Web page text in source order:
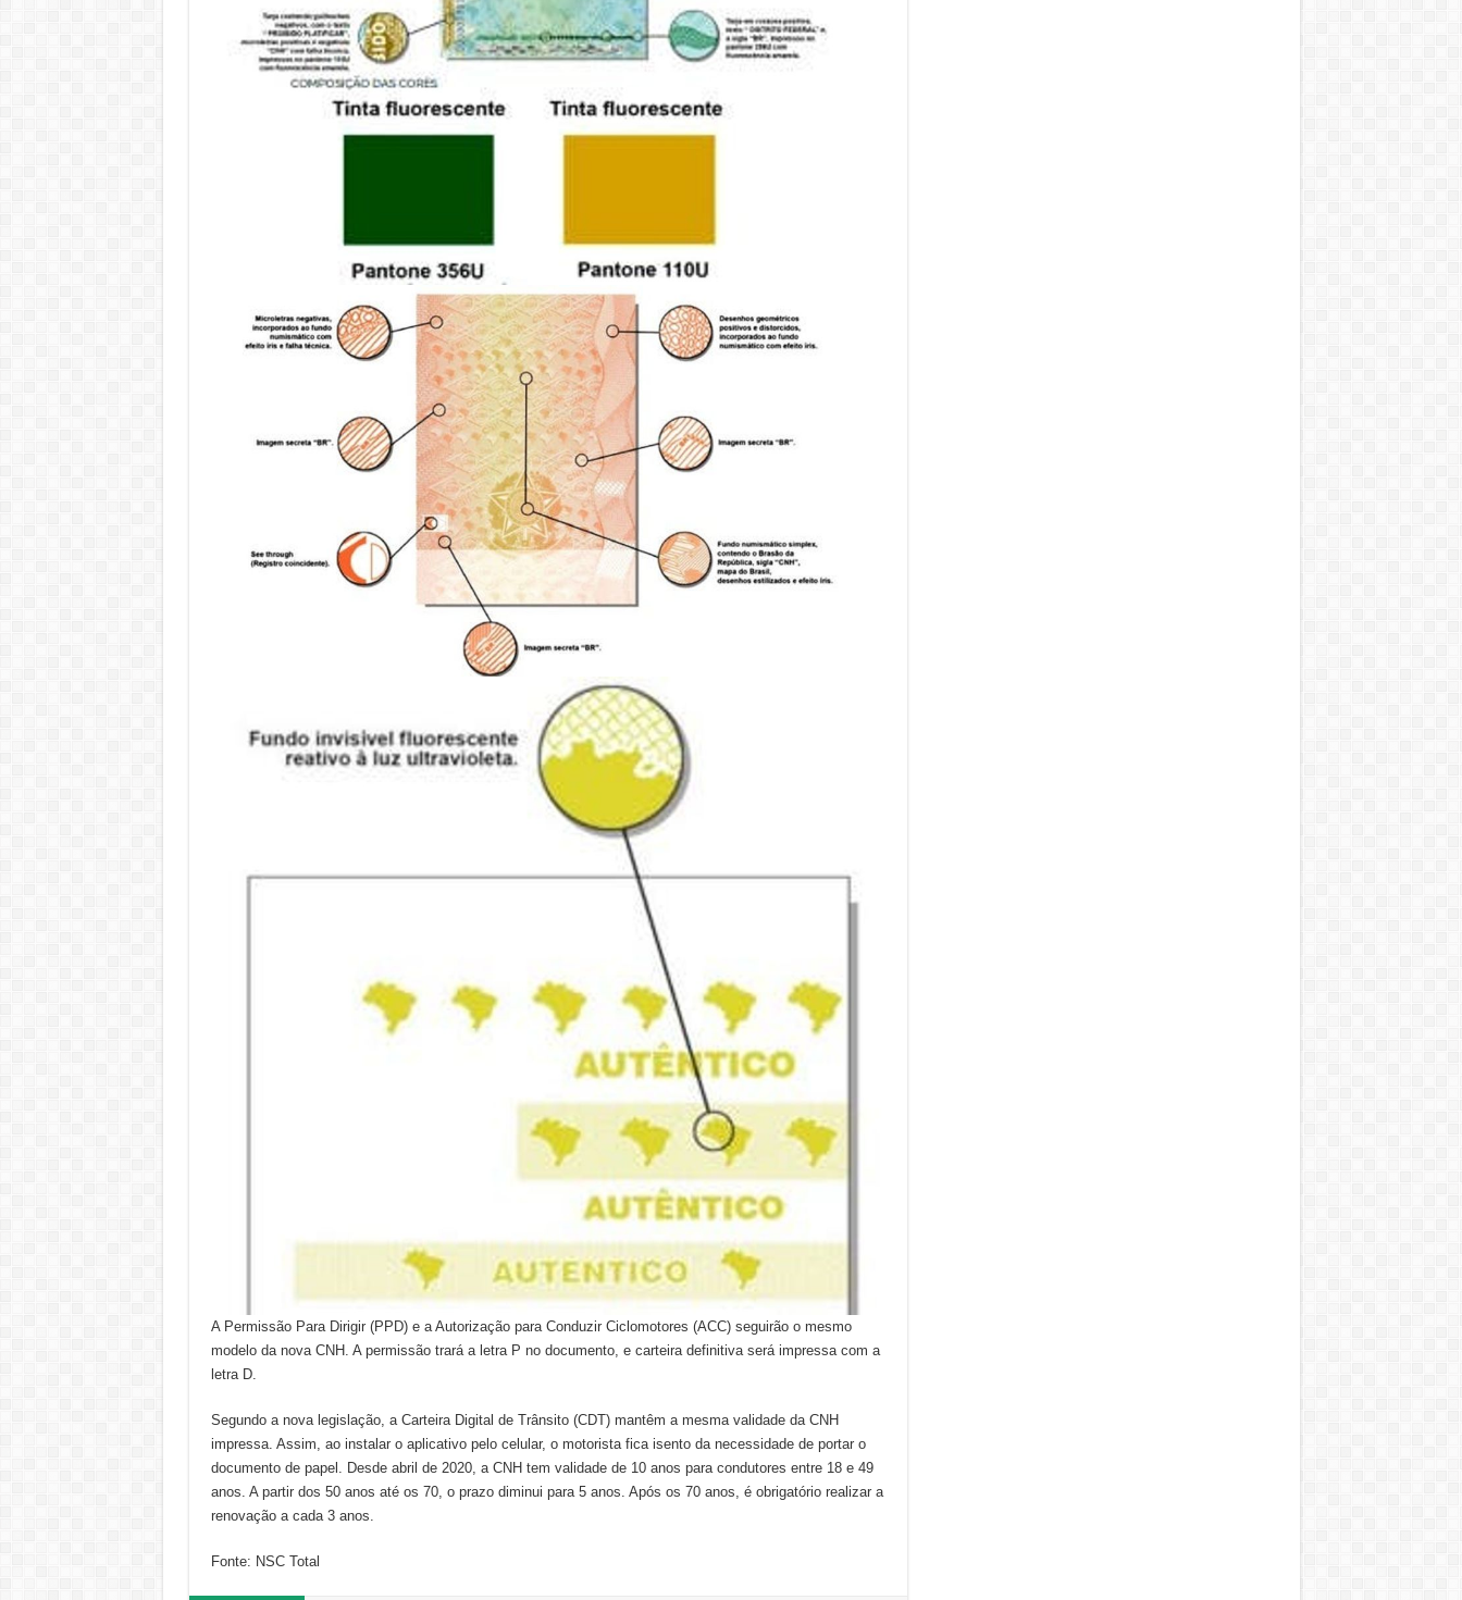
A Permissão Para Dirigir (PPD) e a Autorização para Conduzir Ciclomotores (ACC) seguirão o mesmo
modelo da nova CNH. A permissão trará a letra P no documento, e carteira definitiva será impressa com a
letra D.
Segundo a nova legislação, a Carteira Digital de Trânsito (CDT) mantêm a mesma validade da CNH
impressa. Assim, ao instalar o aplicativo pelo celular, o motorista fica isento da necessidade de portar o
documento de papel. Desde abril de 2020, a CNH tem validade de 10 anos para condutores entre 18 e 49
anos. A partir dos 50 anos até os 70, o prazo diminui para 5 anos. Após os 70 anos, é obrigatório realizar a
renovação a cada 3 anos.
Fonte: NSC Total